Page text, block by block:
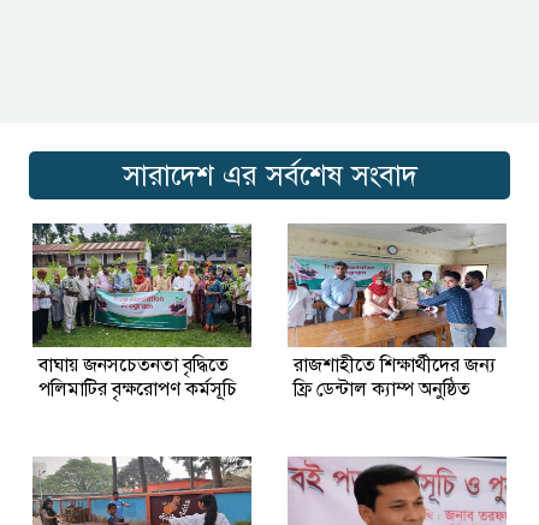
সারাদেশ এর সর্বশেষ সংবাদ
বাঘায় জনসচেতনতা বৃদ্ধিতে
পলিমাটির বৃক্ষরোপণ কর্মসূচি
রাজশাহীতে শিক্ষার্থীদের জন্য
ফ্রি ডেন্টাল ক্যাম্প অনুষ্ঠিত